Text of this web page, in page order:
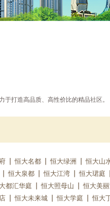
打造高品质、高性价比的精品社区。
恒大名都 恒大绿洲 恒大山
恒大泉都 恒大江湾 恒大珺庭
都汇华庭 恒大照母山 恒大美
恒大未来城 恒大学庭 恒大